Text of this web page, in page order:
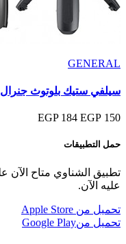
GENERAL
سيلفي ستيك بلوتوث جنرال r1s
150 EGP
184 EGP
حمل التطبيقات
عليه الآن.
تحميل من Apple Store
تحميل منGoogle Play